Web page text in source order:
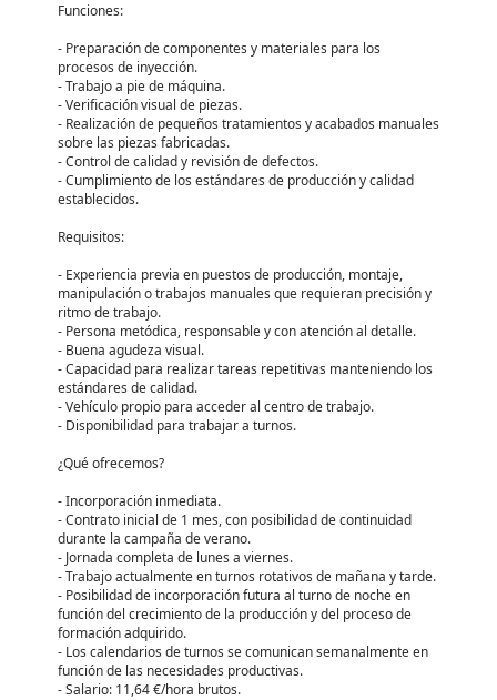
Funciones:
- Preparación de componentes y materiales para los
procesos de inyección.
- Trabajo a pie de máquina.
- Verificación visual de piezas.
- Realización de pequeños tratamientos y acabados manuales
sobre las piezas fabricadas.
- Control de calidad y revisión de defectos.
- Cumplimiento de los estándares de producción y calidad
establecidos.
Requisitos:
- Experiencia previa en puestos de producción, montaje,
manipulación o trabajos manuales que requieran precisión y
ritmo de trabajo.
- Persona metódica, responsable y con atención al detalle.
- Buena agudeza visual.
- Capacidad para realizar tareas repetitivas manteniendo los
estándares de calidad.
- Vehículo propio para acceder al centro de trabajo.
- Disponibilidad para trabajar a turnos.
¿Qué ofrecemos?
- Incorporación inmediata.
- Contrato inicial de 1 mes, con posibilidad de continuidad
durante la campaña de verano.
- Jornada completa de lunes a viernes.
- Trabajo actualmente en turnos rotativos de mañana y tarde.
- Posibilidad de incorporación futura al turno de noche en
función del crecimiento de la producción y del proceso de
formación adquirido.
- Los calendarios de turnos se comunican semanalmente en
función de las necesidades productivas.
- Salario: 11,64 €/hora brutos.